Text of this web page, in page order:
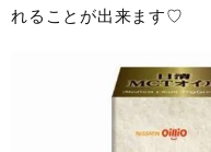
れることが出来ます♡